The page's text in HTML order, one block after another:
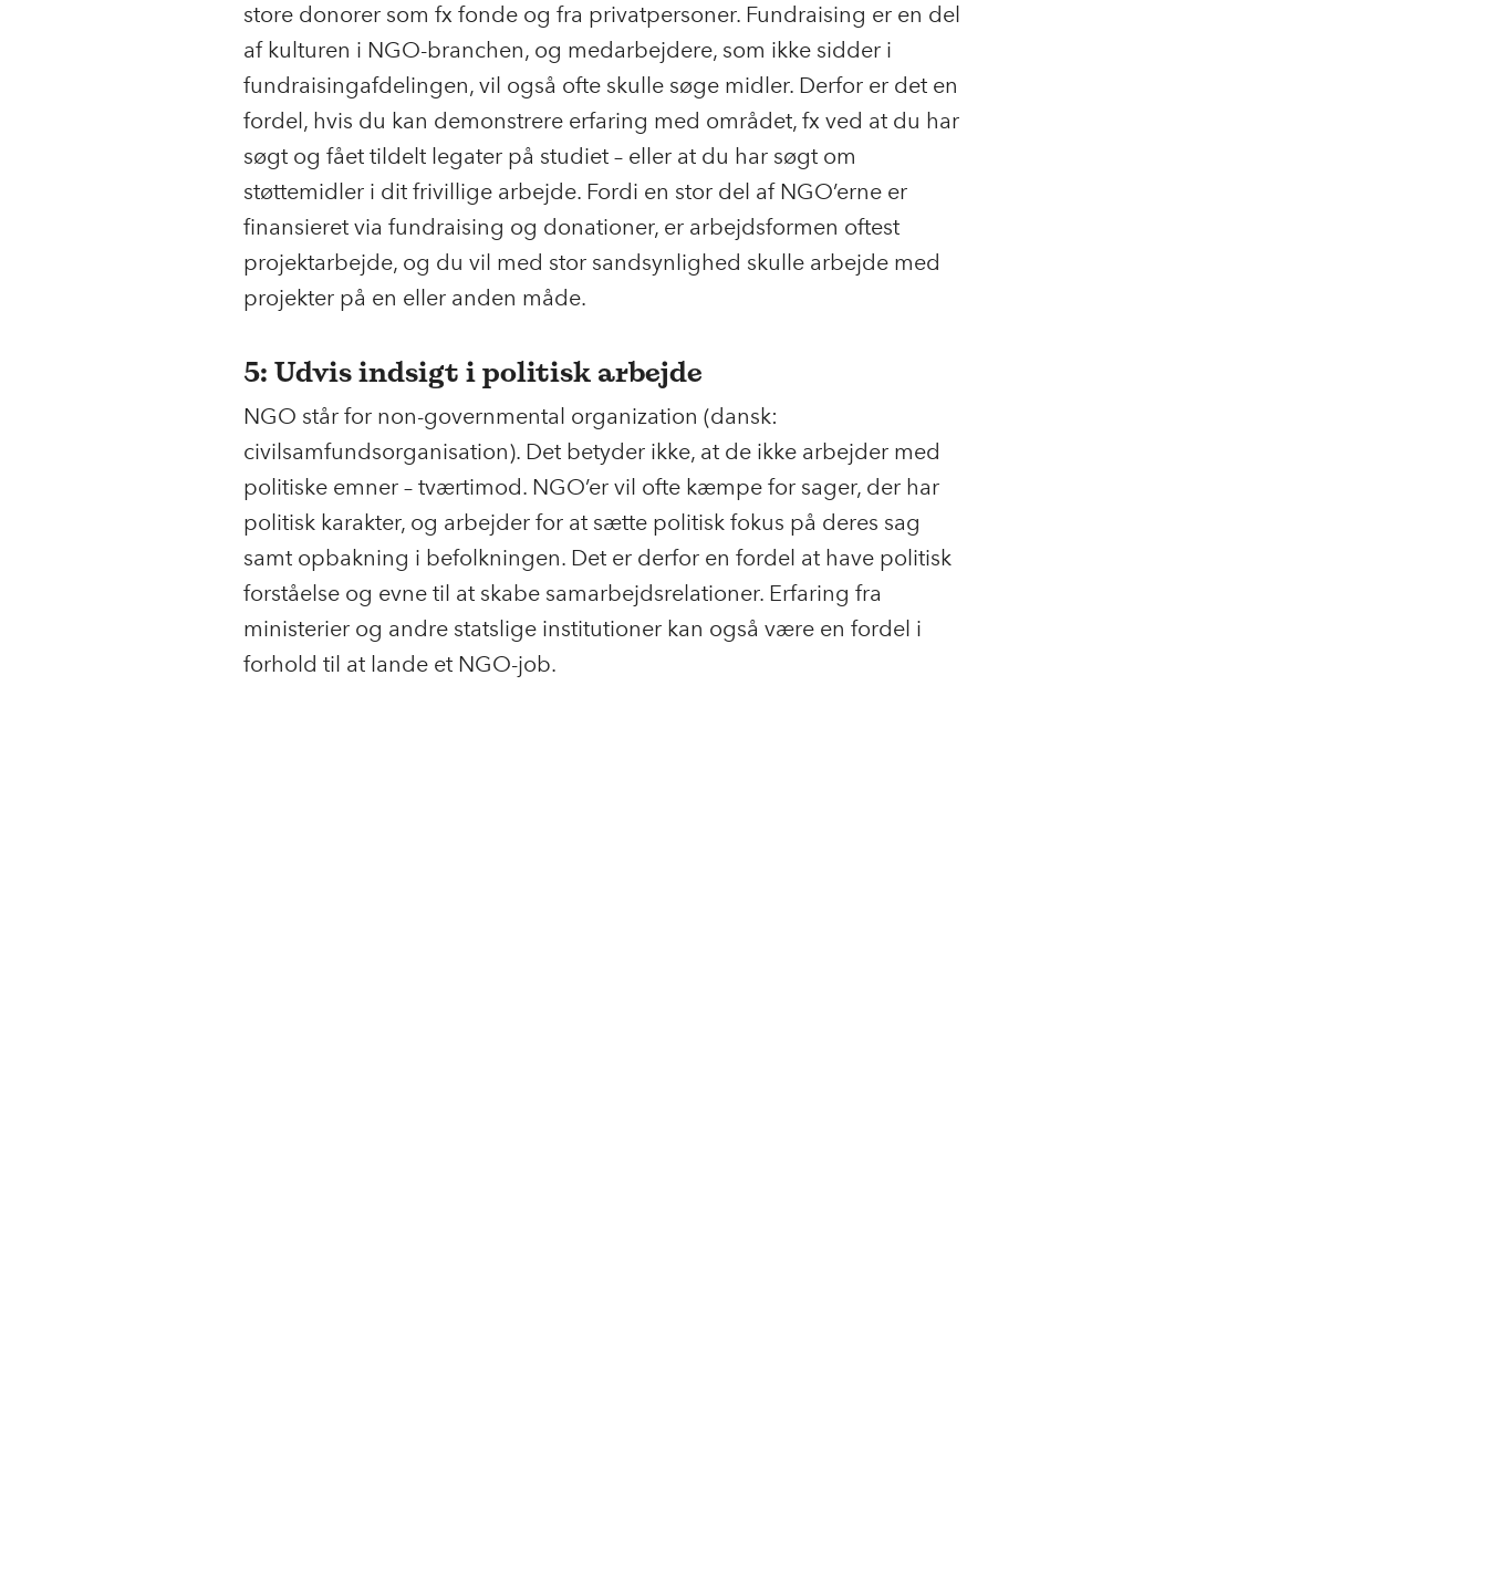
store donorer som fx fonde og fra privatpersoner. Fundraising er en del
af kulturen i NGO-branchen, og medarbejdere, som ikke sidder i
fundraisingafdelingen, vil også ofte skulle søge midler. Derfor er det en
fordel, hvis du kan demonstrere erfaring med området, fx ved at du har
søgt og fået tildelt legater på studiet – eller at du har søgt om
støttemidler i dit frivillige arbejde. Fordi en stor del af NGO’erne er
finansieret via fundraising og donationer, er arbejdsformen oftest
projektarbejde, og du vil med stor sandsynlighed skulle arbejde med
projekter på en eller anden måde.
5: Udvis indsigt i politisk arbejde
NGO står for non-governmental organization (dansk:
civilsamfundsorganisation). Det betyder ikke, at de ikke arbejder med
politiske emner – tværtimod. NGO’er vil ofte kæmpe for sager, der har
politisk karakter, og arbejder for at sætte politisk fokus på deres sag
samt opbakning i befolkningen. Det er derfor en fordel at have politisk
forståelse og evne til at skabe samarbejdsrelationer. Erfaring fra
ministerier og andre statslige institutioner kan også være en fordel i
forhold til at lande et NGO-job.